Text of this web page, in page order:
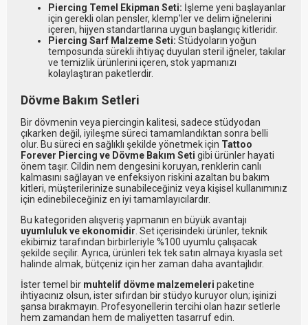
Piercing Temel Ekipman Seti: İşleme yeni başlayanlar
için gerekli olan pensler, klemp'ler ve delim iğnelerini
içeren, hijyen standartlarına uygun başlangıç kitleridir.
Piercing Sarf Malzeme Seti: Stüdyoların yoğun
temposunda sürekli ihtiyaç duyulan steril iğneler, takılar
ve temizlik ürünlerini içeren, stok yapmanızı
kolaylaştıran paketlerdir.
Dövme Bakım Setleri
Bir dövmenin veya piercingin kalitesi, sadece stüdyodan
çıkarken değil, iyileşme süreci tamamlandıktan sonra belli
olur. Bu süreci en sağlıklı şekilde yönetmek için Tattoo
Forever Piercing ve Dövme Bakım Seti gibi ürünler hayati
önem taşır. Cildin nem dengesini koruyan, renklerin canlı
kalmasını sağlayan ve enfeksiyon riskini azaltan bu bakım
kitleri, müşterilerinize sunabileceğiniz veya kişisel kullanımınız
için edinebileceğiniz en iyi tamamlayıcılardır.
Bu kategoriden alışveriş yapmanın en büyük avantajı
uyumluluk ve ekonomidir . Set içerisindeki ürünler, teknik
ekibimiz tarafından birbirleriyle %100 uyumlu çalışacak
şekilde seçilir. Ayrıca, ürünleri tek tek satın almaya kıyasla set
halinde almak, bütçeniz için her zaman daha avantajlıdır.
İster temel bir muhtelif dövme malzemeleri paketine
ihtiyacınız olsun, ister sıfırdan bir stüdyo kuruyor olun; işinizi
şansa bırakmayın. Profesyonellerin tercihi olan hazır setlerle
hem zamandan hem de maliyetten tasarruf edin.